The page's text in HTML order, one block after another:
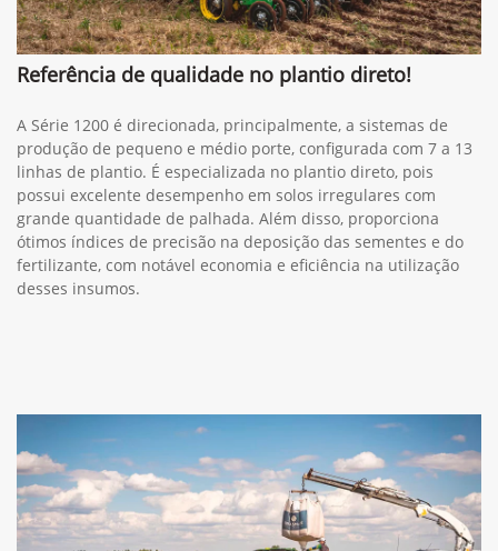
Referência de qualidade no plantio direto!
A Série 1200 é direcionada, principalmente, a sistemas de
produção de pequeno e médio porte, configurada com 7 a 13
linhas de plantio. É especializada no plantio direto, pois
possui excelente desempenho em solos irregulares com
grande quantidade de palhada. Além disso, proporciona
ótimos índices de precisão na deposição das sementes e do
fertilizante, com notável economia e eficiência na utilização
desses insumos.